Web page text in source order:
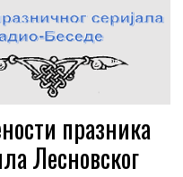
празника
Лесновског